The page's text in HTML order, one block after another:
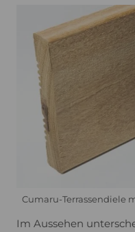
Cumaru-Terrassendiele
Im Aussehen